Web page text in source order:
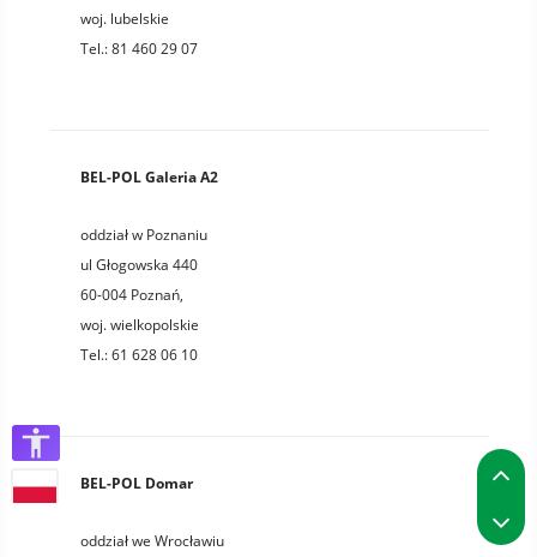
woj. lubelskie
Tel.:81 460 29 07
BEL-POL Galeria A2
oddział w Poznaniu
ul Głogowska 440
60-004 Poznań,
woj.wielkopolskie
Tel.:61 628 06 10
BEL-POL Domar
oddział we Wrocławiu